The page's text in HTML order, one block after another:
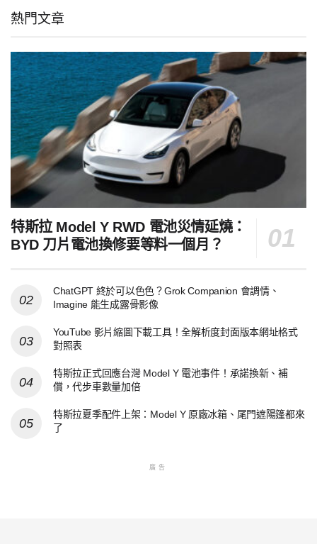
熱門文章
特斯拉 Model Y RWD 電池災情延燒：
BYD 刀片電池換修要等料一個月？
ChatGPT 終於可以色色？Grok Companion 會調情、
Imagine 能生成露骨影像
YouTube 影片縮圖下載工具！全解析度封面版本網址格式
對照表
特斯拉正式回應台灣 Model Y 電池事件！承諾換新、補
償，代步車數量加倍
特斯拉夏季配件上架：Model Y 原廠冰箱、尾門遮陽篷都來
了
廣告